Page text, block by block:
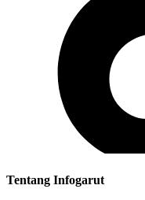
Tentang Infogarut